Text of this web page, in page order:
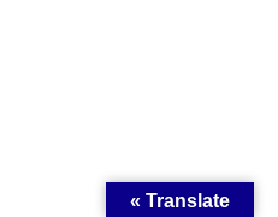
Translate »